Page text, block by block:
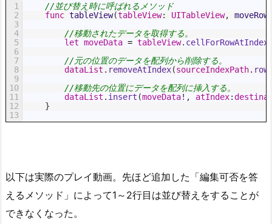
1
2
3
4
5
6
7
8
9
10
11
12
13
//並び替え時に呼ばれるメソッド
func tableView(tableView: UITableView,
//移動されたデータを取得する。
let moveData = tableView.
//元の位置のデータを配列から削除する。
dataList . removeAtIndex(sourceIndexPath. row
//移動先の位置にデータを配列に挿入する。
dataList . insert (moveData! , atIndex:
}
以下は実際のプレイ動画。先ほど追加した「編集可否を答
えるメソッド」によって1～2行目は並び替えをすることが
できなくなった。